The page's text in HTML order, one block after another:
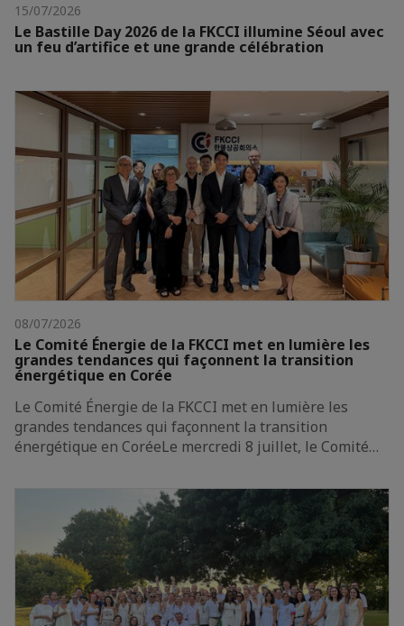
15/07/2026
Le Bastille Day 2026 de la FKCCI illumine Séoul avec
un feu d’artifice et une grande célébration
08/07/2026
Le Comité Énergie de la FKCCI met en lumière les
grandes tendances qui façonnent la transition
énergétique en Corée
Le Comité Énergie de la FKCCI met en lumière les
grandes tendances qui façonnent la transition
énergétique en CoréeLe mercredi 8 juillet, le Comité…